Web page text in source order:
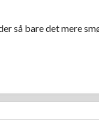
så bare det mere